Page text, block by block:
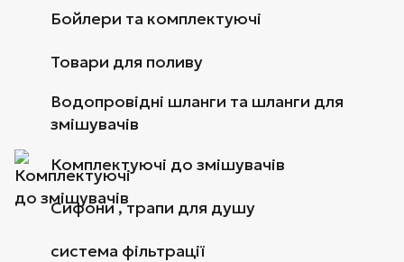
Бойлери та комплектуючі
Товари для поливу
Водопровідні шланги та шланги для
змішувачів
Комплектуючі до змішувачів
Сифони , трапи для душу
система фільтрації